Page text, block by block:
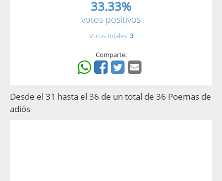
33.33%
votos positivos
Votos totales: 3
Comparte:
Desde el 31 hasta el 36 de un total de 36 Poemas de
adiós